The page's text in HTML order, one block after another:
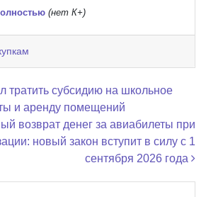
(нет К+)
записям
субсидию на школьное
и аренду помещений
возврат денег за авиабилеты при
новый закон вступит в силу с 1
сентября 2026 года